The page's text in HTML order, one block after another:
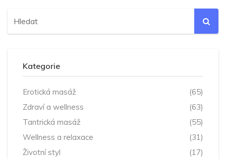
Kategorie
Erotická masáž
(65)
Zdraví a wellness
(63)
Tantrická masáž
(55)
Wellness a relaxace
(31)
Životní styl
(17)